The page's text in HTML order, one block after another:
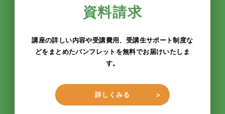
資料請求
講座の詳しい内容や受講費用、受講生サポート制度な
どをまとめたパンフレットを無料でお届けいたしま
す。
詳しくみる